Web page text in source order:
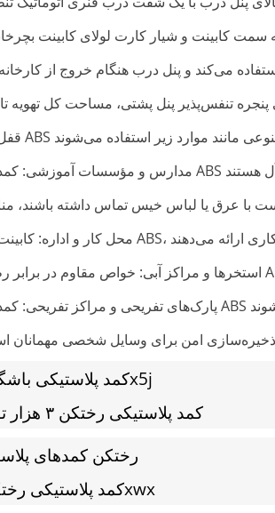
تنفس‌پذیر پنل پشتی، مساحت کل تهویه تا ۲۵۰ متر مربع